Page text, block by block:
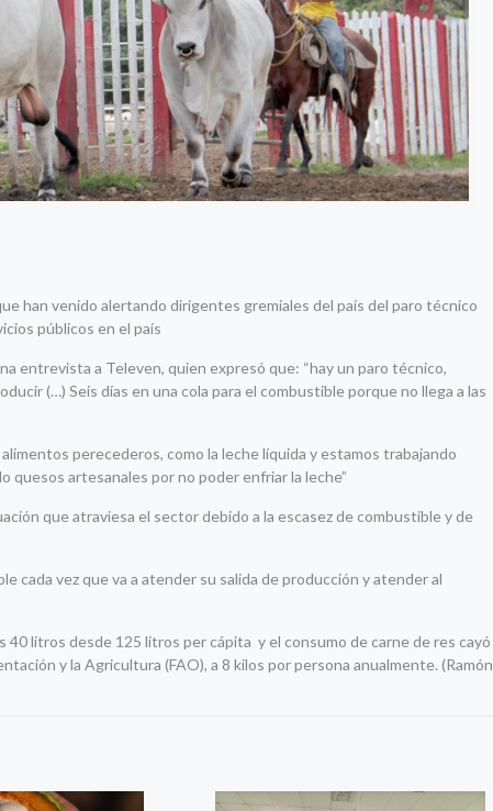
han venido alertando dirigentes gremiales del país del paro técnico
públicos en el país
entrevista a Televen, quien expresó que: “hay un paro técnico,
(…) Seis días en una cola para el combustible porque no llega a las
perecederos, como la leche líquida y estamos trabajando
quesos artesanales por no poder enfriar la leche”
que atraviesa el sector debido a la escasez de combustible y de
vez que va a atender su salida de producción y atender al
litros desde 125 litros per cápita y el consumo de carne de res cayó
y la Agricultura (FAO), a 8 kilos por persona anualmente. (Ramón